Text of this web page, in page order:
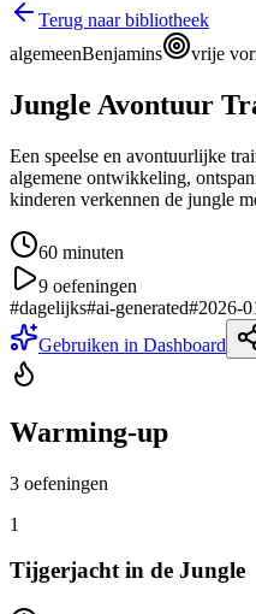
Terug naar bibliotheek
algemeenBenjamins vrije
Jungle Avontuur
Een speelse en avontuurlijke
algemene ontwikkeling,
kinderen verkennen de jungle
60 minuten
9 oefeningen
#dagelijks#ai-generated#2026-
Gebruiken in Dashboard
Warming-up
3 oefeningen
1
Tijgerjacht in de Jungle